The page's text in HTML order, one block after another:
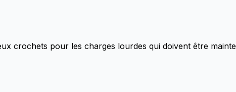
crochets pour les charges lourdes qui doivent être